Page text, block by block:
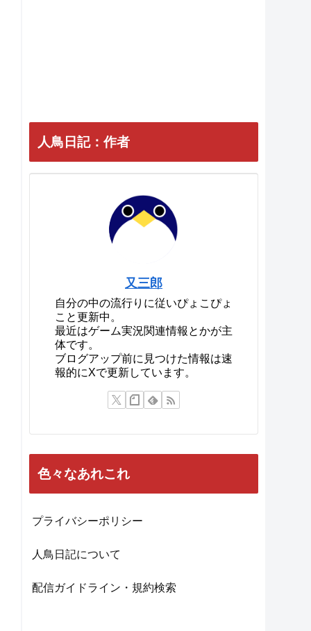
人鳥日記：作者
又三郎
自分の中の流行りに従いぴょこぴょ
こと更新中。
最近はゲーム実況関連情報とかが主
体です。
ブログアップ前に見つけた情報は速
報的にXで更新しています。
色々なあれこれ
プライバシーポリシー
人鳥日記について
配信ガイドライン・規約検索